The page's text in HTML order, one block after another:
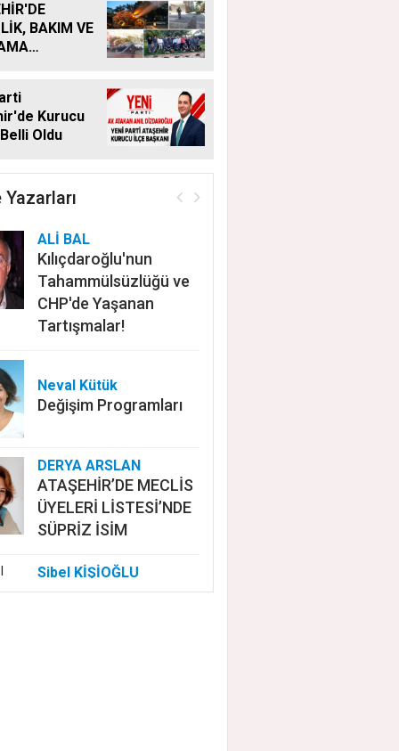
BAKIM VE
Kurucu
Oldu
Yazarları
ALİ BAL
Kılıçdaroğlu'nun
Tahammülsüzlüğü ve
CHP'de Yaşanan
Tartışmalar!
Neval Kütük
Değişim Programları
DERYA ARSLAN
ATAŞEHİR’DE MECLİS
ÜYELERİ LİSTESİ’NDE
SÜPRİZ İSİM
Sibel KİŞİOĞLU
EUROVISION'DA